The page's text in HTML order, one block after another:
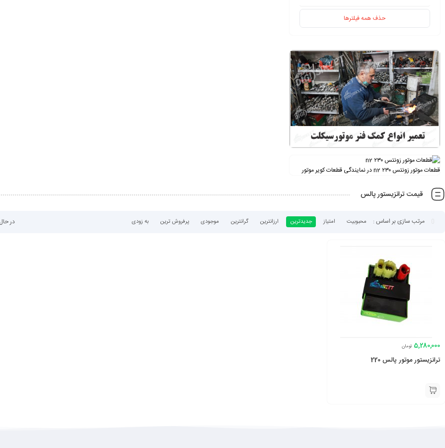
حذف همه فیلترها
قطعات موتور زونتس ۲۳۰ n2 در نمایندگی قطعات کویر موتور
قیمت ترانزیستور پالس
در محبوبیت امتیاز جدیدترین ارزانترین گرانترین موجودی پرفروش ترین به زودی
5,280,000 تومان
ترانزیستور موتور پالس 220